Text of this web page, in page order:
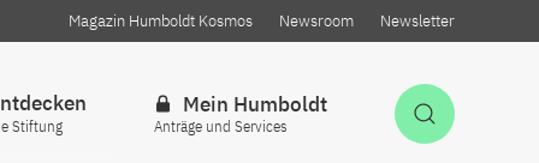
Magazin Humboldt Kosmos Newsroom Newsletter
Stiftung
Mein Humboldt
Anträge und Services